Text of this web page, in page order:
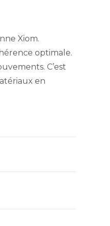
Xiom.
optimale.
C’est
en